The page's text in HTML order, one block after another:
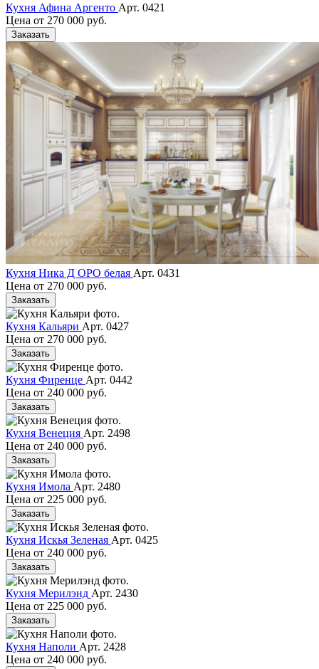
Кухня Афина Аргенто Арт. 0421
Цена от 270 000 руб.
Заказать
Кухня Ника Д ОРО белая Арт. 0431
Цена от 270 000 руб.
Заказать
Кухня Кальяри Арт. 0427
Цена от 270 000 руб.
Заказать
Кухня Фиренце Арт. 0442
Цена от 240 000 руб.
Заказать
Кухня Венеция Арт. 2498
Цена от 240 000 руб.
Заказать
Кухня Имола Арт. 2480
Цена от 225 000 руб.
Заказать
Кухня Искья Зеленая Арт. 0425
Цена от 240 000 руб.
Заказать
Кухня Мерилэнд Арт. 2430
Цена от 225 000 руб.
Заказать
Кухня Наполи Арт. 2428
Цена от 240 000 руб.